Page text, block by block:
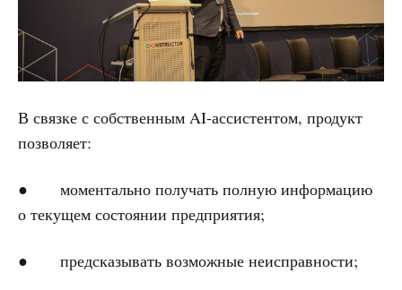
В связке с собственным AI-ассистентом, продукт
позволяет:
● моментально получать полную информацию
о текущем состоянии предприятия;
● предсказывать возможные неисправности;